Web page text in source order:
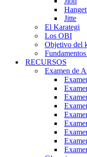
Jitte
El Karategi
Los OBI
Objetivo del
RECURSOS
Examen de